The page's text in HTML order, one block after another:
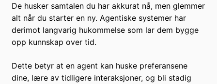
De husker samtalen du har akkurat nå, men glemmer
alt når du starter en ny. Agentiske systemer har
derimot langvarig hukommelse som lar dem bygge
opp kunnskap over tid.
Dette betyr at en agent kan huske preferansene
dine, lære av tidligere interaksjoner, og bli stadig